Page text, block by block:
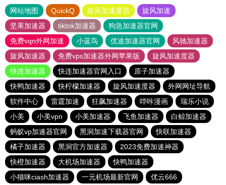
网站地图 QuickQ 旋风加速度器
旋风加速
坚果加速器
tiktok加速器
狗急加速器官网
免费vqn外网加速
小蓝鸟 优途加速器官网
风驰加速器
旋风加速器
免费vps加速器外网苹果版
旋风加速度器
快连加速器
快连加速器官网入口
原子加速器
快鸭加速器
快柠檬加速器 旋风加速度器
外网网址导航
软件中心
雷霆加速 狂飙加速器 哔咔漫画
瑞乐小说
小美
小美vpn 小美加速器 飞鱼加速器
白鲸加速器
蚂蚁vp加速器官网
黑洞加速下载器官网
快联加速器
橘子加速器
黑洞官方加速器
2023免费加速神器
快橙加速器
大机场加速器
快鸭加速器
小猫咪ciash加速器
一元机场最新官网 优云666